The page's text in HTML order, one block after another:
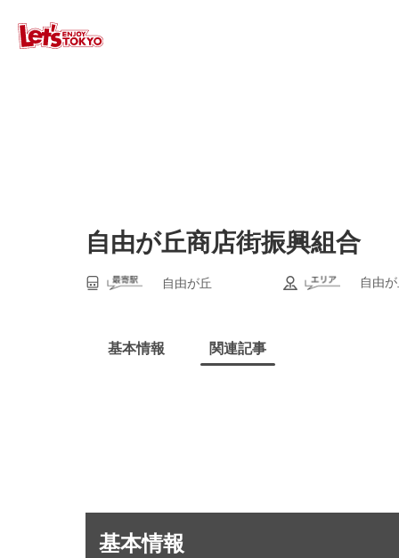
自由が丘商店街振興組合
自由が丘 自由
基本情報 関連記事
基本情報